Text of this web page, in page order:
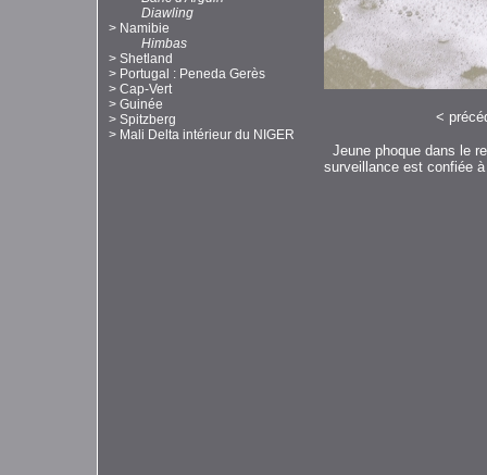
Diawling
> Namibie
Himbas
> Shetland
> Portugal : Peneda Gerès
> Cap-Vert
> Guinée
> Spitzberg
> Mali Delta intérieur du NIGER
<
Jeune phoque dans le
surveillance est confiée